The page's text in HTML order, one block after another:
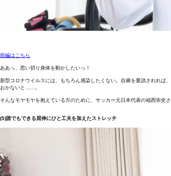
前編はこちら
ああっ、思い切り身体を動かしたいっ！
新型コロナウイルスには、もちろん感染したくない。自粛を要請されれば
おかないと……。
そんなモヤモヤを抱えている方のために、サッカー元日本代表の福西崇史
(5)誰でもできる屈伸にひと工夫を加えたストレッチ